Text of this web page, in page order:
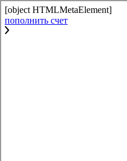
[object HTMLMetaElement]
пополнить счет